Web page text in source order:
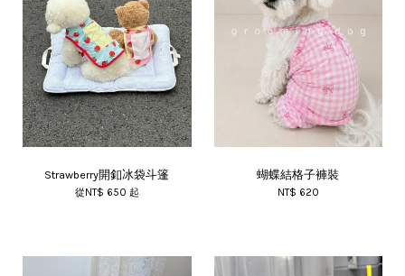
Strawberry開釦冰袋斗篷
從 NT$ 650 起
蝴蝶結格子褲裝
NT$ 620